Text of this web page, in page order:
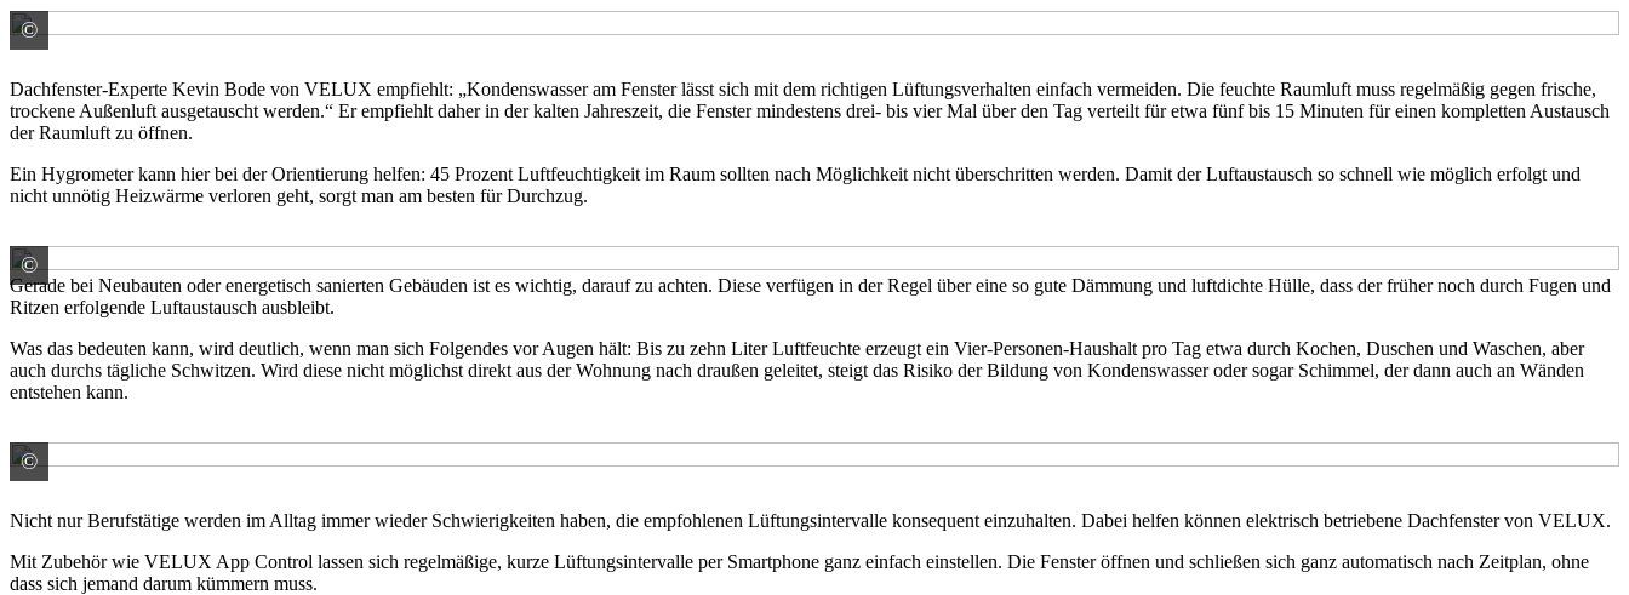
© VELUX Deutschland GmbH
Dachfenster-Experte Kevin Bode von VELUX empfiehlt: „Kondenswasser am Fenster lässt sich mit dem richtigen Lüftungsverhalten einfach vermeiden. Die feuchte Raumluft muss regelmäßig gegen frische,
trockene Außenluft ausgetauscht werden.“ Er empfiehlt daher in der kalten Jahreszeit, die Fenster mindestens drei- bis vier Mal über den Tag verteilt für etwa fünf bis 15 Minuten für einen kompletten Austausch
der Raumluft zu öffnen.
Ein Hygrometer kann hier bei der Orientierung helfen: 45 Prozent Luftfeuchtigkeit im Raum sollten nach Möglichkeit nicht überschritten werden. Damit der Luftaustausch so schnell wie möglich erfolgt und
nicht unnötig Heizwärme verloren geht, sorgt man am besten für Durchzug.
©
VELUX Deutschland GmbH
Gerade bei Neubauten oder energetisch sanierten Gebäuden ist es wichtig, darauf zu achten. Diese verfügen in der Regel über eine so gute Dämmung und luftdichte Hülle, dass der früher noch durch Fugen und
Ritzen erfolgende Luftaustausch ausbleibt.
Was das bedeuten kann, wird deutlich, wenn man sich Folgendes vor Augen hält: Bis zu zehn Liter Luftfeuchte erzeugt ein Vier-Personen-Haushalt pro Tag etwa durch Kochen, Duschen und Waschen, aber
auch durchs tägliche Schwitzen. Wird diese nicht möglichst direkt aus der Wohnung nach draußen geleitet, steigt das Risiko der Bildung von Kondenswasser oder sogar Schimmel, der dann auch an Wänden
entstehen kann.
© VELUX Deutschland GmbH
Nicht nur Berufstätige werden im Alltag immer wieder Schwierigkeiten haben, die empfohlenen Lüftungsintervalle konsequent einzuhalten. Dabei helfen können elektrisch betriebene Dachfenster von VELUX.
Mit Zubehör wie VELUX App Control lassen sich regelmäßige, kurze Lüftungsintervalle per Smartphone ganz einfach einstellen. Die Fenster öffnen und schließen sich ganz automatisch nach Zeitplan, ohne
dass sich jemand darum kümmern muss.